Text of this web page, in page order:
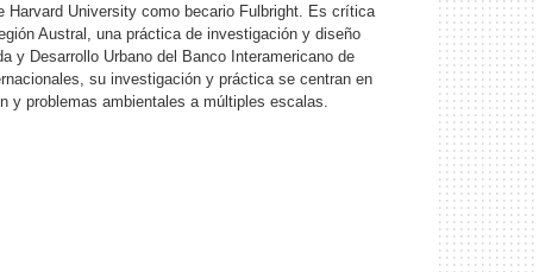
Harvard University como becario Fulbright. Es crítica
Austral, una práctica de investigación y diseño
y Desarrollo Urbano del Banco Interamericano de
su investigación y práctica se centran en
y problemas ambientales a múltiples escalas.